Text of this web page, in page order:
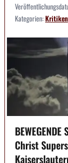
Kategorien:Kritiken
Christ